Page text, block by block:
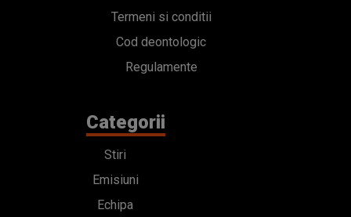
Termeni si conditii
Cod deontologic
Regulamente
Categorii
Stiri
Emisiuni
Echipa